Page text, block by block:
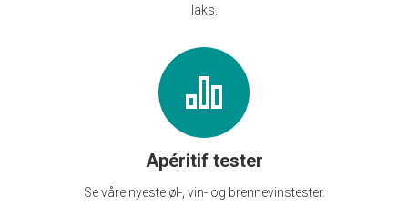
laks.
Apéritif tester
Se våre nyeste øl-, vin- og brennevinstester.